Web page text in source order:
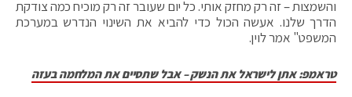
והשמצות – זה רק מחזק אותי. כל יום שעובר זה רק מוכיח כמה צודקת
הדרך שלנו. אעשה הכול כדי להביא את השינוי הנדרש במערכת
המשפט" אמר לוין.
טראמפ: אתן לישראל את הנשק – אבל שתסיים את המלחמה בעזה